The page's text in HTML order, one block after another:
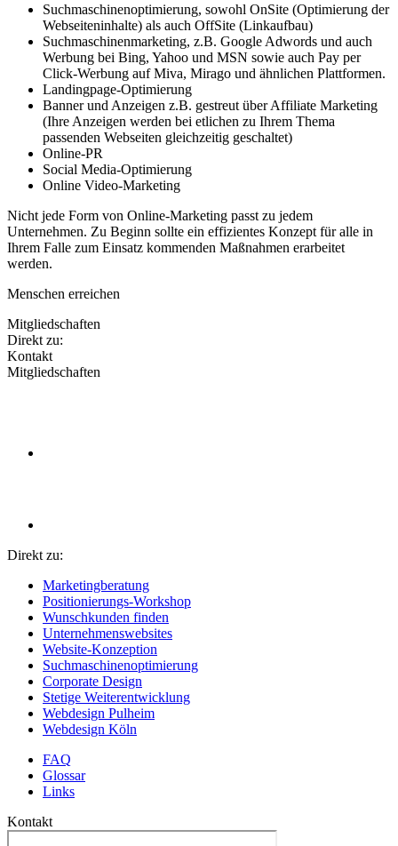
Suchmaschinenoptimierung, sowohl OnSite (Optimierung der
Webseiteninhalte) als auch OffSite (Linkaufbau)
Suchmaschinenmarketing, z.B. Google Adwords und auch
Werbung bei Bing, Yahoo und MSN sowie auch Pay per
Click-Werbung auf Miva, Mirago und ähnlichen Plattformen.
Landingpage-Optimierung
Banner und Anzeigen z.B. gestreut über Affiliate Marketing
(Ihre Anzeigen werden bei etlichen zu Ihrem Thema
passenden Webseiten gleichzeitig geschaltet)
Online-PR
Social Media-Optimierung
Online Video-Marketing
Nicht jede Form von Online-Marketing passt zu jedem
Unternehmen. Zu Beginn sollte ein effizientes Konzept für alle in
Ihrem Falle zum Einsatz kommenden Maßnahmen erarbeitet
werden.
Menschen erreichen
Mitgliedschaften
Direkt zu:
Kontakt
Mitgliedschaften
Direkt zu:
Marketingberatung
Positionierungs-Workshop
Wunschkunden finden
Unternehmenswebsites
Website-Konzeption
Suchmaschinenoptimierung
Corporate Design
Stetige Weiterentwicklung
Webdesign Pulheim
Webdesign Köln
FAQ
Glossar
Links
Kontakt